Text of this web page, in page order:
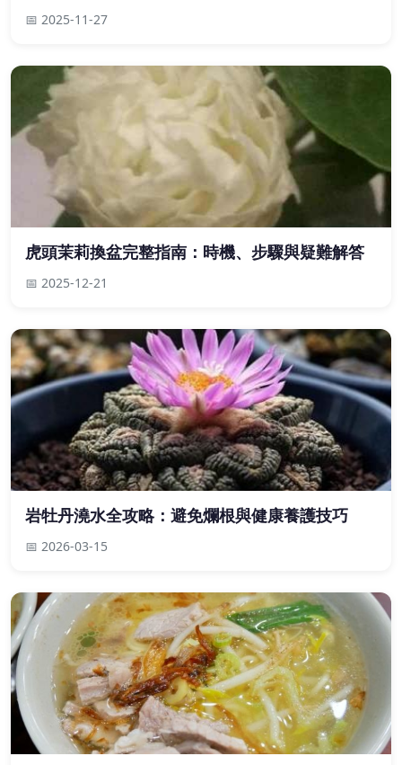
📅 2025-11-27
虎頭茉莉換盆完整指南：時機、步驟與疑難解答
📅 2025-12-21
岩牡丹澆水全攻略：避免爛根與健康養護技巧
📅 2026-03-15